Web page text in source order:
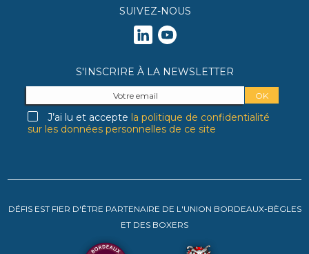
SUIVEZ-NOUS
S'INSCRIRE À LA NEWSLETTER
J’ai lu et accepte la politique de confidentialité
sur les données personnelles de ce site
DÉFIS EST FIER D'ÊTRE PARTENAIRE DE L'UNION BORDEAUX-BÈGLES
ET DES BOXERS